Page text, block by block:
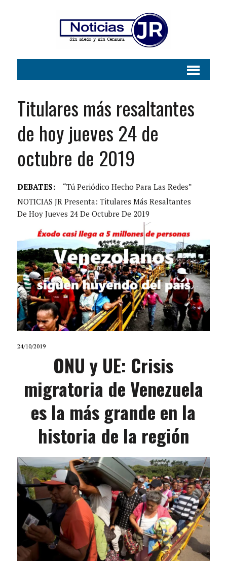
Titulares más resaltantes
de hoy jueves 24 de
octubre de 2019
DEBATES:
“Tú Periódico Hecho Para Las Redes”
NOTICIAS JR Presenta: Titulares Más Resaltantes
De Hoy Jueves 24 De Octubre De 2019
24/10/2019
ONU y UE: Crisis
migratoria de Venezuela
es la más grande en la
historia de la región